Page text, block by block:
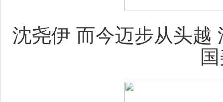
沈尧伊 而今迈步从头越